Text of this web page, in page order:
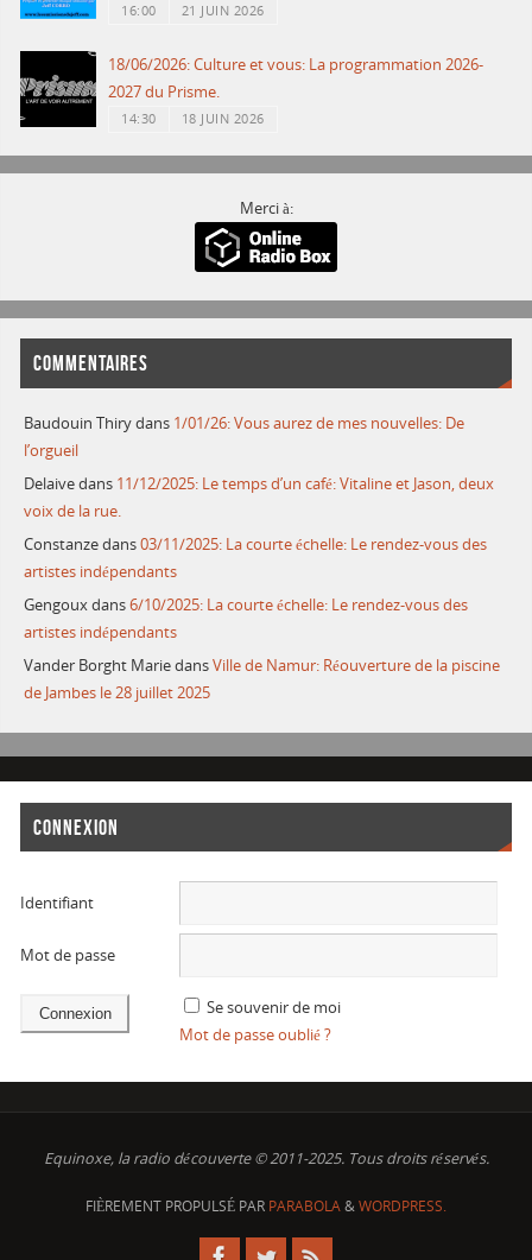
16:00 21 JUIN 2026
18/06/2026: Culture et vous: La programmation 2026-
2027 du Prisme.
14:30 18 JUIN 2026
Merci à:
COMMENTAIRES
Baudouin Thirydans 1/01/26: Vous aurez de mes nouvelles: De
l’orgueil
Delaivedans 11/12/2025: Le temps d’un café: Vitaline et Jason, deux
voix de la rue.
Constanzedans03/11/2025: La courte échelle: Le rendez-vous des
artistes indépendants
Gengouxdans6/10/2025: La courte échelle: Le rendez-vous des
artistes indépendants
Vander Borght MariedansVille de Namur: Réouverture de la piscine
de Jambes le 28 juillet 2025
CONNEXION
Identifiant
Mot de passe
Se souvenir de moi
Mot de passe oublié ?
Equinoxe, la radio découverte © 2011-2025. Tous droits réservés.
FIÈREMENT PROPULSÉ PAR PARABOLA&WORDPRESS.